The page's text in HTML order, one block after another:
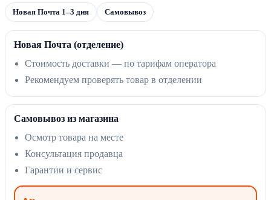
Новая Почта 1–3 дня Самовывоз
Новая Почта (отделение)
Стоимость доставки — по тарифам оператора
Рекомендуем проверять товар в отделении
Самовывоз из магазина
Осмотр товара на месте
Консультация продавца
Гарантии и сервис